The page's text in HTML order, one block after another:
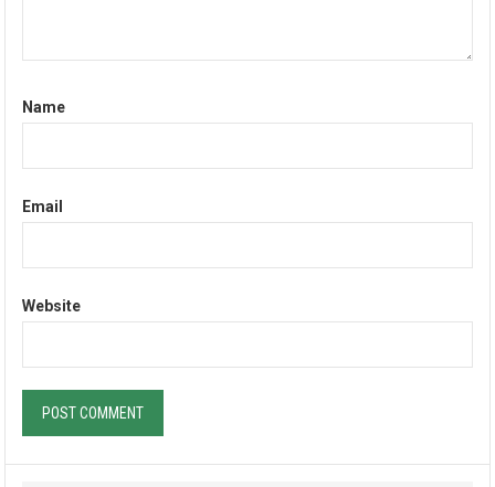
Name
Email
Website